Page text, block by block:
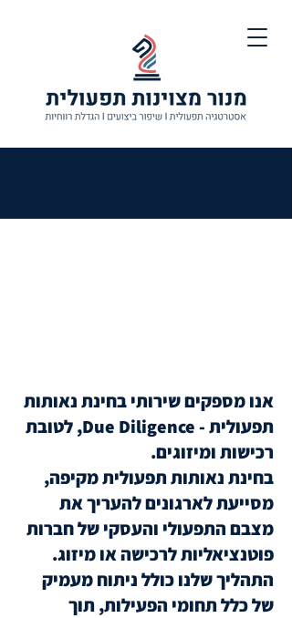
אנו מספקים שירותי בחינת נאותות
תפעולית - Due Diligence, לטובת
רכישות ומיזוגים.
בחינת נאותות תפעולית מקיפה,
מסייעת לארגונים להעריך את
מצבם התפעולי והעסקי של חברות
פוטנציאליות לרכישה או מיזוג.
התהליך שלנו כולל ניתוח מעמיק
של כלל תחומי הפעילות, תוך